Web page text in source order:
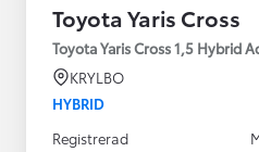
Toyota Yaris Cross
Toyota Yaris Cross 1,5 Hybrid
KRYLBO
HYBRID
Registrerad